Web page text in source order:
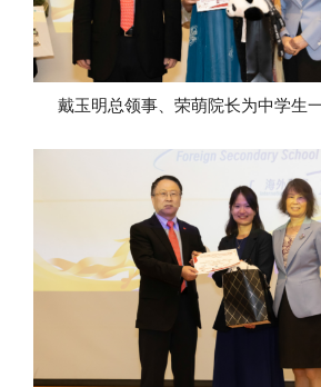
戴玉明总领事、荣萌院长为中学生